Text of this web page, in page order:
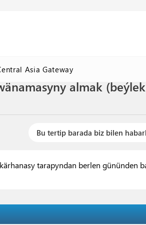
Asia Gateway
almak
Bu tertip barada biz bilen
tarapyndan berlen gününden